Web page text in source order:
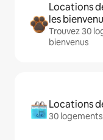
Locations
les
Trouvez 30
bienvenus
Locations
30